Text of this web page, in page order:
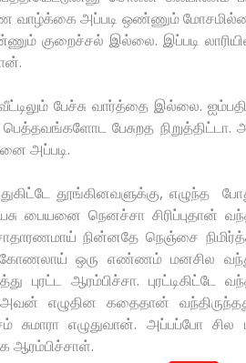
அப்படி ஒண்ணும்
குறைச்சல் இல்லை. இப்படி
பேச்சு வார்த்தை இல்லை.
பெத்தவங்களோட பேசுறத
அப்படி.
தூங்கினவளுக்கு, எழுந்த
பையனை நெனச்சா
சாதாரணமாய் நின்னதே நெஞ்சை
கோணலாய் ஒரு எண்ணம் மனசில
புரட்ட ஆரம்பிச்சா.
அவன் எழுதின கதைதான்
எழுதுவான். அப்பப்போ சில
ஆரம்பிச்சாள்.